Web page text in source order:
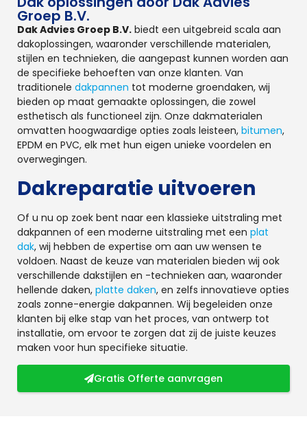
Groep B.V.
Dak Advies Groep B.V. biedt een uitgebreid scala aan
dakoplossingen, waaronder verschillende materialen,
stijlen en technieken, die aangepast kunnen worden aan
de specifieke behoeften van onze klanten. Van
traditionele dakpannen tot moderne groendaken, wij
bieden op maat gemaakte oplossingen, die zowel
esthetisch als functioneel zijn. Onze dakmaterialen
omvatten hoogwaardige opties zoals leisteen, bitumen,
EPDM en PVC, elk met hun eigen unieke voordelen en
overwegingen.
Dakreparatie uitvoeren
Of u nu op zoek bent naar een klassieke uitstraling met
dakpannen of een moderne uitstraling met een plat
dak, wij hebben de expertise om aan uw wensen te
voldoen. Naast de keuze van materialen bieden wij ook
verschillende dakstijlen en -technieken aan, waaronder
hellende daken, platte daken, en zelfs innovatieve opties
zoals zonne-energie dakpannen. Wij begeleiden onze
klanten bij elke stap van het proces, van ontwerp tot
installatie, om ervoor te zorgen dat zij de juiste keuzes
maken voor hun specifieke situatie.
Gratis Offerte aanvragen